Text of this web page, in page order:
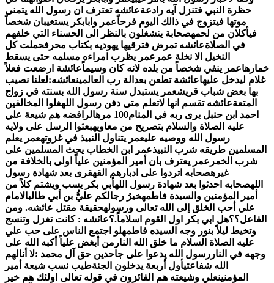
حظرة النبي فتنزل آيه رادعةعائشه تعترف ان رسول الله يتمنى
موتها فيتزوج في ذالك اليوم فرحاًعمر وابابكر يستغيبان شخصاً
فيأكلان من لحمهصحابة ينشغلون بالنظر الى الحسناء التي خلفهم
في الصلاةعائشه تمرض فترقيها يهوديه بكتاب محرفحملت كل
النخيل الا نخلة عمر عمر يظرب امراءه مسلمه حتى يسقط
خمارهاعمر ينفي شخصاً من بلده لانه كان وسيماًعائشة ارضعت فعلاً
غلام ليدخل عليهاعائشة تطعن بعدالة رب العالمينعائشه:لعلنا نصيب
بها بعض شباب قريشعمر يستبدل سنة رسول الله بسنته في زواج
المتعةعائشه تقسم انها لاتعلم متى دفن رسول اللهغلوا المخالفين
احمد ابن حنبل يرى ربه في المنام100 مره
الرافضه هم شيعة علي
عليه الصلاة والسلام بتصريح من معاويهبعثوا الرسل على ولايه
رسول الله ووصيه عليعمر يتناول النبيذ في غزوتهعمر يعلم
المسلمين طريقه شرب النبيذعمر ابن الخطاب يحث المسلمين على
شرب الخمر عمر يعترف بان أمير المؤمنين علياً اولى بالخلافة من
غيرهصحابه اتردوا على ادبارهم القهقرى بعد شهادة رسول
اللهصحابه احدثوا بعد شهادة رسول اللهأبي بكر يسب ويشتم كلاً من
أمير المؤمنين والسيدة فاطمهخيرُ رجالكم عليُّ بن أبي طالبالامام
علي أحب الخلق إلى الله تعالى ورسولهحقيقة مقتل عائشه. ومن
الفاعل؟؟هل ابي بكر اول القوم اسلاماً.؟عائشه : كانت تغزل وتنسج
وتخيط ليلاً بنور وجه السيده فاطمهلو اجتمع الناس على حب علي
عليه الصلاة السلام ما خلق الله النار من أبغض علياً أكبه الله على
وجهه في النار رسول الله يدعوا على جاحدين حق آل محمد :لا أنالهم
الله شفاعتيأول أربعة يدخلون الجنةطيب نسب شيعة أمير
المؤمنينعلي وشيعته هم الفائزون في قوله تعالى اولئك هم خير